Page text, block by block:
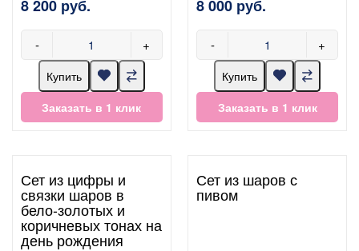
8 200 руб.
- +
Купить
Заказать в 1 клик
8 000 руб.
- +
Купить
Заказать в 1 клик
Сет из цифры и
связки шаров в
бело-золотых и
коричневых тонах на
день рождения
Сет из шаров с
пивом